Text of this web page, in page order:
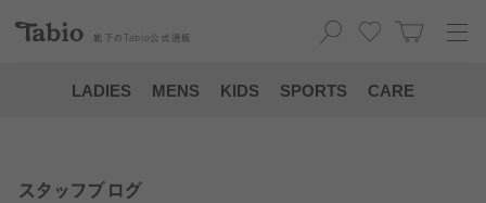
靴下の Tabio 公式通販
LADIES MENS KIDS SPORTS CARE
スタッフブログ